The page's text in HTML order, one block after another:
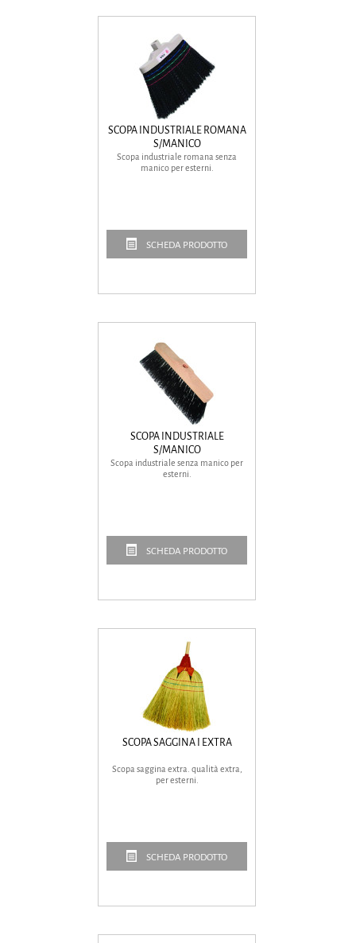
SCOPA INDUSTRIALE ROMANA
S/MANICO
Scopa industriale romana senza
manico per esterni.
SCHEDA PRODOTTO
SCOPA INDUSTRIALE
S/MANICO
Scopa industriale senza manico per
esterni.
SCHEDA PRODOTTO
SCOPA SAGGINA I EXTRA
Scopa saggina extra. qualità extra,
per esterni.
SCHEDA PRODOTTO